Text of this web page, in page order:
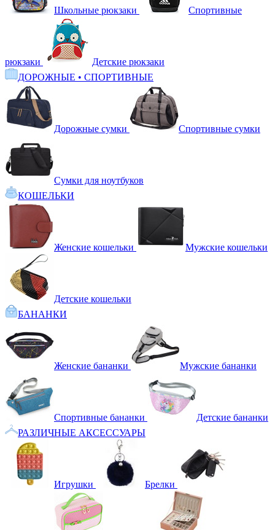
Школьные рюкзаки Спортивные
рюкзаки
Детские рюкзаки
ДОРОЖНЫЕ • СПОРТИВНЫЕ
Дорожные сумки Спортивные сумки
Сумки для ноутбуков
КОШЕЛЬКИ
Женские кошельки Мужские кошельки
Детские кошельки
БАНАНКИ
Женские бананки Мужские бананки
Спортивные бананки
Детские бананки
РАЗЛИЧНЫЕ АКСЕССУАРЫ
Игрушки Брелки